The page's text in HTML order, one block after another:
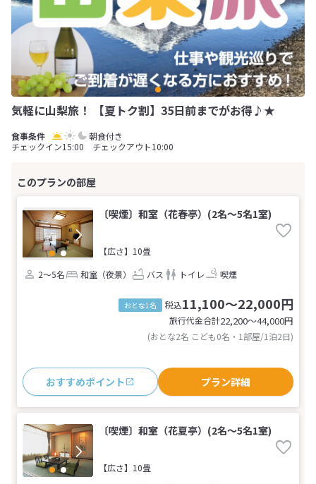
気軽に山梨旅！ 【夏トク割】35日前までがお得♪★
朝食付き
チェックイン15:00 チェックアウト10:00
〔喫煙〕和室（花春亭）(2名～5名1室)
【広さ】10畳
2～5名
和室（夜景） バス トイレ 喫煙
おとな1名 税込11,100～22,000円
旅行代金合計22,200〜44,000円
(おとな2名 こども0名・1部屋/1泊2日)
おすすめポイント プラン詳細
〔喫煙〕和室（花夏亭）(2名～5名1室)
【広さ】10畳